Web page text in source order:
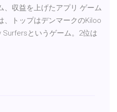
、収益を上げたアプリ ゲーム
、トップはデンマークのKiloo
Surfersというゲーム。2位は